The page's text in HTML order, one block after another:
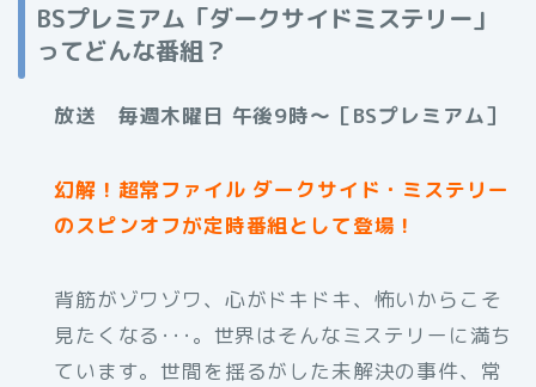
BSプレミアム「ダークサイドミステリー」
ってどんな番組？
放送 毎週木曜日 午後9時～［BSプレミアム］
幻解！超常ファイル ダークサイド・ミステリー
のスピンオフが定時番組として登場！
背筋がゾワゾワ、心がドキドキ、怖いからこそ
見たくなる･･･。世界はそんなミステリーに満ち
ています。世間を揺るがした未解決の事件、常